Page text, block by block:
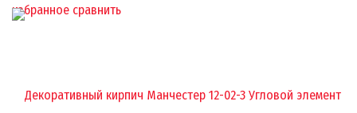
избранное сравнить